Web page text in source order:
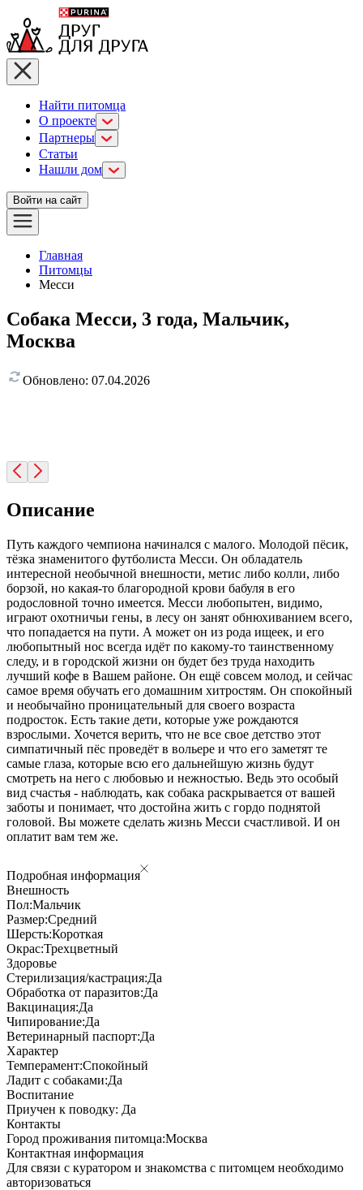
Найти питомца
О проекте
Партнеры
Статьи
Нашли дом
Войти на сайт
Главная
Питомцы
Месси
Собака Месси, 3 года, Мальчик,
Москва
Обновлено: 07.04.2026
Описание
Путь каждого чемпиона начинался с малого. Молодой пёсик,
тёзка знаменитого футболиста Месси. Он обладатель
интересной необычной внешности, метис либо колли, либо
борзой, но какая-то благородной крови бабуля в его
родословной точно имеется. Месси любопытен, видимо,
играют охотничьи гены, в лесу он занят обнюхиванием всего,
что попадается на пути. А может он из рода ищеек, и его
любопытный нос всегда идёт по какому-то таинственному
следу, и в городской жизни он будет без труда находить
лучший кофе в Вашем районе. Он ещё совсем молод, и сейчас
самое время обучать его домашним хитростям. Он спокойный
и необычайно проницательный для своего возраста
подросток. Есть такие дети, которые уже рождаются
взрослыми. Хочется верить, что не все свое детство этот
симпатичный пёс проведёт в вольере и что его заметят те
самые глаза, которые всю его дальнейшую жизнь будут
смотреть на него с любовью и нежностью. Ведь это особый
вид счастья - наблюдать, как собака раскрывается от вашей
заботы и понимает, что достойна жить с гордо поднятой
головой. Вы можете сделать жизнь Месси счастливой. И он
оплатит вам тем же.
Подробная информация
Внешность
Пол:Мальчик
Размер:Средний
Шерсть:Короткая
Окрас:Трехцветный
Здоровье
Стерилизация/кастрация:Да
Обработка от паразитов:Да
Вакцинация:Да
Чипирование:Да
Ветеринарный паспорт:Да
Характер
Темперамент:Спокойный
Ладит с собаками:Да
Воспитание
Приучен к поводку: Да
Контакты
Город проживания питомца:Москва
Контактная информация
Для связи с куратором и знакомства с питомцем необходимо
авторизоваться